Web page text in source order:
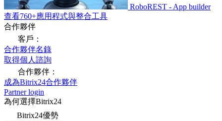
RoboREST - App builder
查看760+應用程式與整合工具
合作夥伴
客戶：
合作夥伴名錄
取得個人諮詢
合作夥伴：
成為Bitrix24合作夥伴
Partner login
為何選擇Bitrix24
Bitrix24優勢